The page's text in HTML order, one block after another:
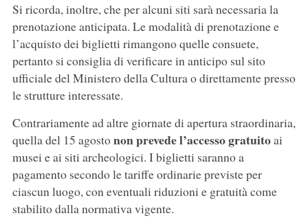
Si ricorda, inoltre, che per alcuni siti sarà necessaria la
prenotazione anticipata. Le modalità di prenotazione e
l’acquisto dei biglietti rimangono quelle consuete,
pertanto si consiglia di verificare in anticipo sul sito
ufficiale del Ministero della Cultura o direttamente presso
le strutture interessate.
Contrariamente ad altre giornate di apertura straordinaria,
quella del 15 agostonon prevede l’accesso gratuitoai
musei e ai siti archeologici. I biglietti saranno a
pagamento secondo le tariffe ordinarie previste per
ciascun luogo, con eventuali riduzioni e gratuità come
stabilito dalla normativa vigente.